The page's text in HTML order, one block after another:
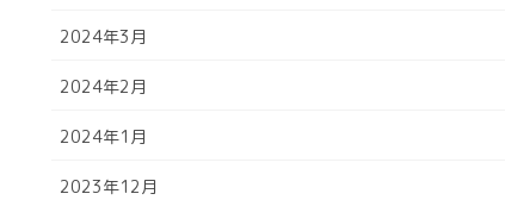
2024年3月
2024年2月
2024年1月
2023年12月